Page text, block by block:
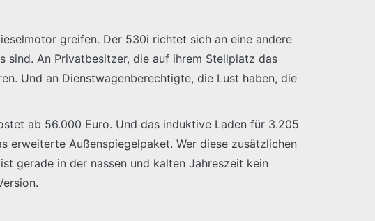
greifen. Der 530i richtet sich an eine andere
sind. An Privatbesitzer, die auf ihrem Stellplatz das
Und an Dienstwagenberechtigte, die Lust haben, die
ab 56.000 Euro. Und das induktive Laden für 3.205
erweiterte Außenspiegelpaket. Wer diese zusätzlichen
gerade in der nassen und kalten Jahreszeit kein